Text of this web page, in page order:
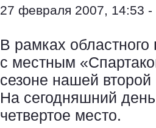
27 февраля 2007, 14:53 -
В рамках
с местным
сезоне нашей
На сегодняшний
четвертое место.